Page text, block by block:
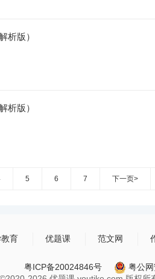
析版）
析版）
5 6 7 下一页>
育 优题课 范文网
粤ICP备20024846号
粤公